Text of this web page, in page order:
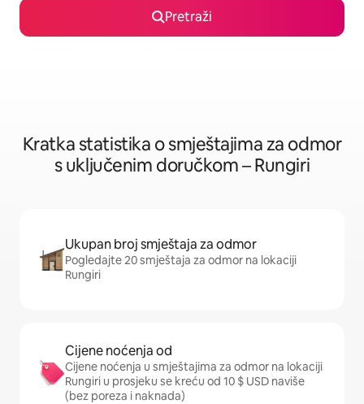
Pretraži
Kratka statistika o smještajima za odmor
s uključenim doručkom – Rungiri
Ukupan broj smještaja za odmor
Pogledajte 20 smještaja za odmor na lokaciji
Rungiri
Cijene noćenja od
Cijene noćenja u smještajima za odmor na lokaciji
Rungiri u prosjeku se kreću od 10 $ USD naviše
(bez poreza i naknada)